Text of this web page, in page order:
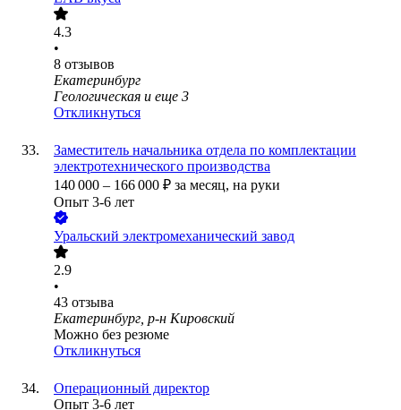
4.3
•
8 отзывов
Екатеринбург
Геологическая и еще 3
Откликнуться
Заместитель начальника отдела по комплектации
электротехнического производства
140 000 – 166 000 ₽ за месяц, на руки
Опыт 3-6 лет
Уральский электромеханический завод
2.9
•
43 отзыва
Екатеринбург, р-н Кировский
Можно без резюме
Откликнуться
Операционный директор
Опыт 3-6 лет